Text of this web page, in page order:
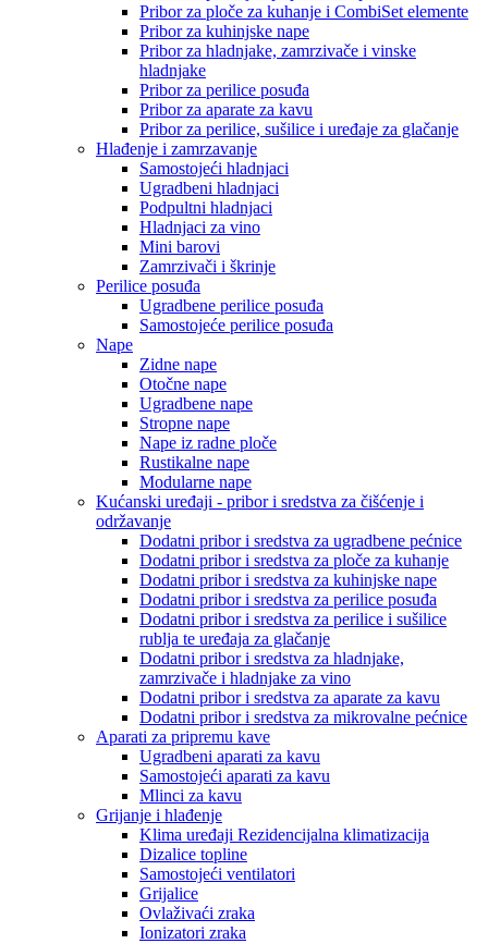
Pribor za ploče za kuhanje i CombiSet elemente
Pribor za kuhinjske nape
Pribor za hladnjake, zamrzivače i vinske
hladnjake
Pribor za perilice posuđa
Pribor za aparate za kavu
Pribor za perilice, sušilice i uređaje za glačanje
Hlađenje i zamrzavanje
Samostojeći hladnjaci
Ugradbeni hladnjaci
Podpultni hladnjaci
Hladnjaci za vino
Mini barovi
Zamrzivači i škrinje
Perilice posuđa
Ugradbene perilice posuđa
Samostojeće perilice posuđa
Nape
Zidne nape
Otočne nape
Ugradbene nape
Stropne nape
Nape iz radne ploče
Rustikalne nape
Modularne nape
Kućanski uređaji - pribor i sredstva za čišćenje i
održavanje
Dodatni pribor i sredstva za ugradbene pećnice
Dodatni pribor i sredstva za ploče za kuhanje
Dodatni pribor i sredstva za kuhinjske nape
Dodatni pribor i sredstva za perilice posuđa
Dodatni pribor i sredstva za perilice i sušilice
rublja te uređaja za glačanje
Dodatni pribor i sredstva za hladnjake,
zamrzivače i hladnjake za vino
Dodatni pribor i sredstva za aparate za kavu
Dodatni pribor i sredstva za mikrovalne pećnice
Aparati za pripremu kave
Ugradbeni aparati za kavu
Samostojeći aparati za kavu
Mlinci za kavu
Grijanje i hlađenje
Klima uređaji Rezidencijalna klimatizacija
Dizalice topline
Samostojeći ventilatori
Grijalice
Ovlaživaći zraka
Ionizatori zraka